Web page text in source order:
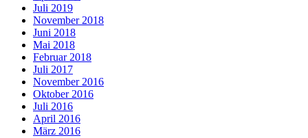
Juli 2019
November 2018
Juni 2018
Mai 2018
Februar 2018
Juli 2017
November 2016
Oktober 2016
Juli 2016
April 2016
März 2016